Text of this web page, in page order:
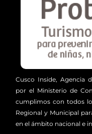
Cusco Inside, Agencia
por el Ministerio de
cumplimos con todos
Regional y Municipal
en el ámbito nacional e